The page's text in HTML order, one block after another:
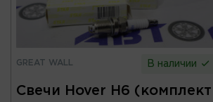
GREAT WALL В наличии
Свечи Hover H6 (комплект